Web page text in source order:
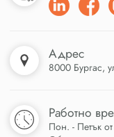
Адрес
8000 Бургас,
Работно
Пон. - Петък